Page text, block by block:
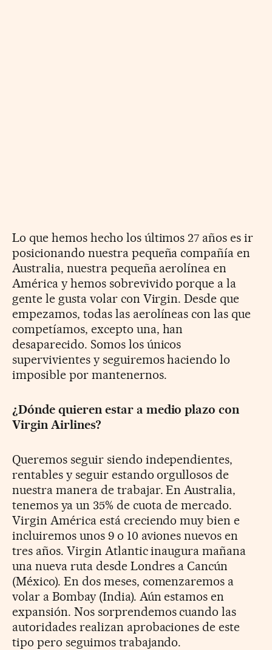
Lo que hemos hecho los últimos 27 años es ir
posicionando nuestra pequeña compañía en
Australia, nuestra pequeña aerolínea en
América y hemos sobrevivido porque a la
gente le gusta volar con Virgin. Desde que
empezamos, todas las aerolíneas con las que
competíamos, excepto una, han
desaparecido. Somos los únicos
supervivientes y seguiremos haciendo lo
imposible por mantenernos.
¿Dónde quieren estar a medio plazo con
Virgin Airlines?
Queremos seguir siendo independientes,
rentables y seguir estando orgullosos de
nuestra manera de trabajar. En Australia,
tenemos ya un 35% de cuota de mercado.
Virgin América está creciendo muy bien e
incluiremos unos 9 o 10 aviones nuevos en
tres años. Virgin Atlantic inaugura mañana
una nueva ruta desde Londres a Cancún
(México). En dos meses, comenzaremos a
volar a Bombay (India). Aún estamos en
expansión. Nos sorprendemos cuando las
autoridades realizan aprobaciones de este
tipo pero seguimos trabajando.